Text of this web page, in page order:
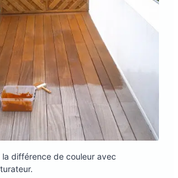
différence de couleur avec